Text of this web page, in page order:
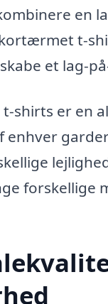
en
t-
et lag-
shirts er en
enhver
forskellige